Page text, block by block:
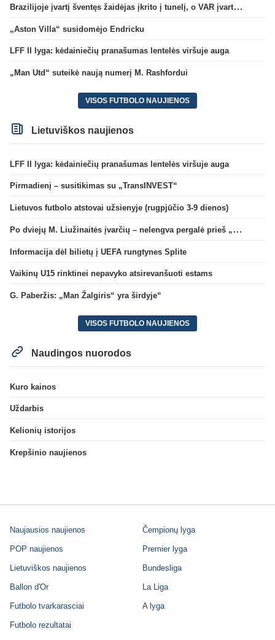
Brazilijoje įvartį šventęs žaidėjas įkrito į tunelį, o VAR įvartį atšaukė
„Aston Villa“ susidomėjo Endricku
LFF II lyga: kėdainiečių pranašumas lentelės viršuje auga
„Man Utd“ suteikė naują numerį M. Rashfordui
VISOS FUTBOLO NAUJIENOS
Lietuviškos naujienos
LFF II lyga: kėdainiečių pranašumas lentelės viršuje auga
Pirmadienį – susitikimas su „TransINVEST“
Lietuvos futbolo atstovai užsienyje (rugpjūčio 3-9 dienos)
Po dviejų M. Liužinaitės įvarčių – nelengva pergalė prieš „Bangą“
Informacija dėl bilietų į UEFA rungtynes Splite
Vaikinų U15 rinktinei nepavyko atsirevanšuoti estams
G. Paberžis: „Man Žalgiris“ yra širdyje“
VISOS FUTBOLO NAUJIENOS
Naudingos nuorodos
Kuro kainos
Uždarbis
Kelionių istorijos
Krepšinio naujienos
Naujausios naujienos
POP naujienos
Lietuviškos naujienos
Ballon d'Or
Futbolo tvarkarasciai
Futbolo rezultatai
Čempionų lyga
Premier lyga
Bundesliga
La Liga
A lyga